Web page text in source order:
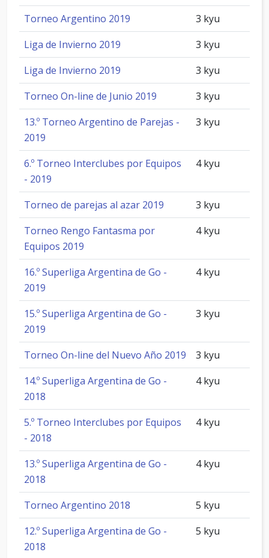
Torneo Argentino 2019
3 kyu
Liga de Invierno 2019
3 kyu
Liga de Invierno 2019
3 kyu
Torneo On-line de Junio 2019
3 kyu
13.º Torneo Argentino de Parejas -
2019
3 kyu
6.º Torneo Interclubes por Equipos
- 2019
4 kyu
Torneo de parejas al azar 2019
3 kyu
Torneo Rengo Fantasma por
Equipos 2019
4 kyu
16.º Superliga Argentina de Go -
2019
4 kyu
15.º Superliga Argentina de Go -
2019
3 kyu
Torneo On-line del Nuevo Año 2019
3 kyu
14.º Superliga Argentina de Go -
2018
4 kyu
5.º Torneo Interclubes por Equipos
- 2018
4 kyu
13.º Superliga Argentina de Go -
2018
4 kyu
Torneo Argentino 2018
5 kyu
12.º Superliga Argentina de Go -
2018
5 kyu